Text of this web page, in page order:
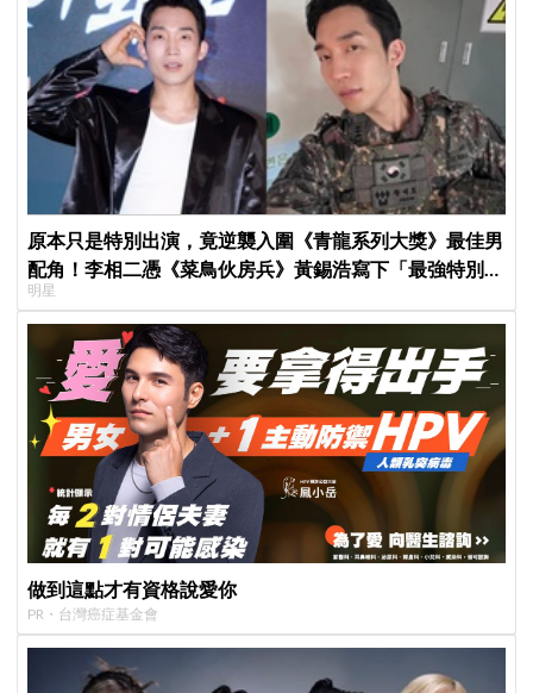
原本只是特別出演，竟逆襲入圍《青龍系列大獎》最佳男
配角！李相二憑《菜鳥伙房兵》黃錫浩寫下「最強特別出
演」傳奇
明星
做到這點才有資格說愛你
PR・台灣癌症基金會